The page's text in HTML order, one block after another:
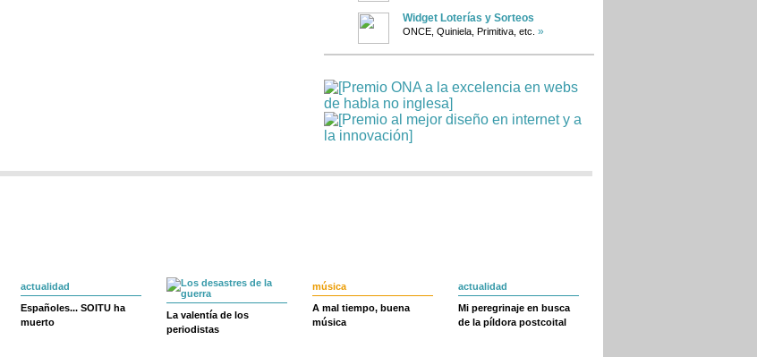
Widget Loterías y Sorteos
ONCE, Quiniela, Primitiva, etc. »
actualidad
Españoles... SOITU ha
muerto
La valentía de los
periodistas
música
A mal tiempo, buena
música
actualidad
Mi peregrinaje en busca
de la píldora postcoital